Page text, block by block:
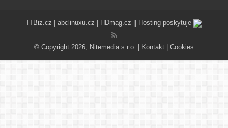
ITBiz.cz abclinuxu.cz HDmag.cz || Hosting poskytuje
© Copyright 2026, Nitemedia s.r.o. | Kontakt Cookies